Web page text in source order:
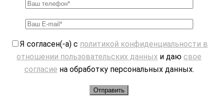
Я согласен(-а) с политикой конфиденциальности в
отношении пользовательских данных и даю свое
согласие на обработку персональных данных.